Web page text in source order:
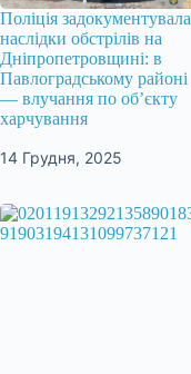
Поліція задокументувала
наслідки обстрілів на
Дніпропетровщині: в
Павлоградському районі
— влучання по об’єкту
харчування
14 Грудня, 2025